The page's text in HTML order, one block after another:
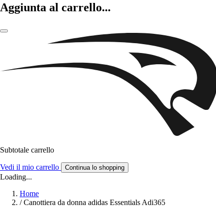
Aggiunta al carrello...
Subtotale carrello
Vedi il mio carrello Continua lo shopping
Loading...
Home
/ Canottiera da donna adidas Essentials Adi365